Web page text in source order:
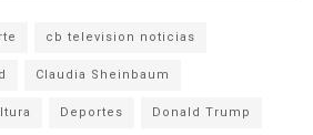
cb television noticias
Claudia Sheinbaum
Deportes Donald Trump